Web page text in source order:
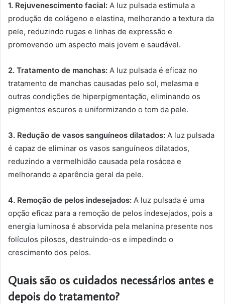
1. Rejuvenescimento facial: A luz pulsada estimula a
produção de colágeno e elastina, melhorando a textura da
pele, reduzindo rugas e linhas de expressão e
promovendo um aspecto mais jovem e saudável.
2. Tratamento de manchas: A luz pulsada é eficaz no
tratamento de manchas causadas pelo sol, melasma e
outras condições de hiperpigmentação, eliminando os
pigmentos escuros e uniformizando o tom da pele.
3. Redução de vasos sanguíneos dilatados: A luz pulsada
é capaz de eliminar os vasos sanguíneos dilatados,
reduzindo a vermelhidão causada pela rosácea e
melhorando a aparência geral da pele.
4. Remoção de pelos indesejados: A luz pulsada é uma
opção eficaz para a remoção de pelos indesejados, pois a
energia luminosa é absorvida pela melanina presente nos
folículos pilosos, destruindo-os e impedindo o
crescimento dos pelos.
Quais são os cuidados necessários antes e
depois do tratamento?